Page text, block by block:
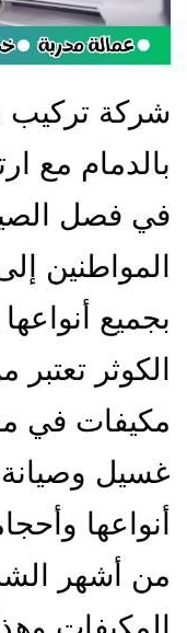
شركة تركيب
بالدمام مع
في فصل
المواطنين
بجميع
الكوثر
مكيفات في
غسيل
أنواعها
من أشهر